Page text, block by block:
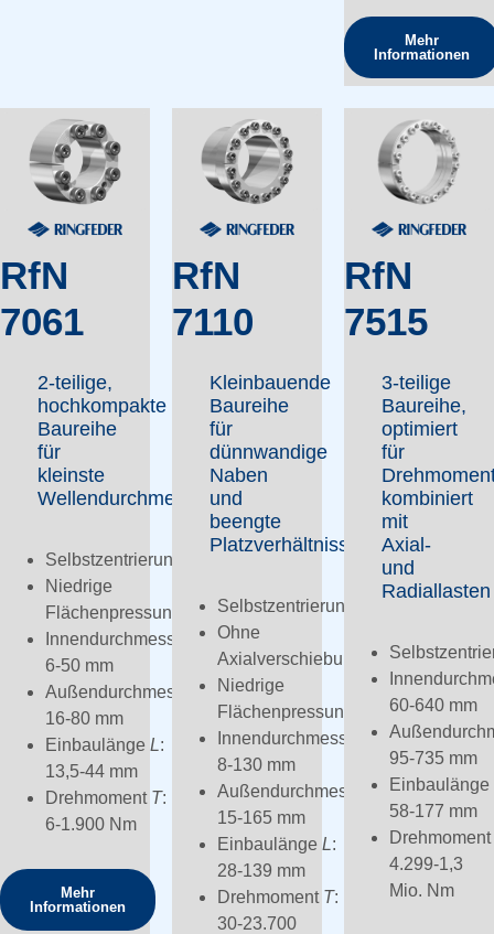
Mehr
Informationen
RfN
7061
2-teilige,
hochkompakte
Baureihe
für
kleinste
Wellendurchmesser
Selbstzentrierung
Niedrige
Flächenpressung
Innendurchmesser
d
6-50 mm
AußendurchmesserD :
16-80 mm
Einbaulänge L:
13,5-44 mm
Drehmoment T:
6-1.900 Nm
Mehr
Informationen
RfN
7110
Kleinbauende
Baureihe
für
dünnwandige
Naben
und
beengte
Platzverhältnisse
Selbstzentrierung
Ohne
Axialverschiebung
Niedrige
Flächenpressung
Innendurchmesser
d:
8-130 mm
AußendurchmesserD :
15-165 mm
Einbaulänge L:
28-139 mm
Drehmoment T:
30-23.700
RfN
7515
3-teilige
Baureihe,
optimiert
für
kombiniert
mit
Axial-
und
Radiallasten
60-640 mm
95-735 mm
Einbaulänge
58-177 mm
Drehmoment
4.299-1,3
Mio. Nm